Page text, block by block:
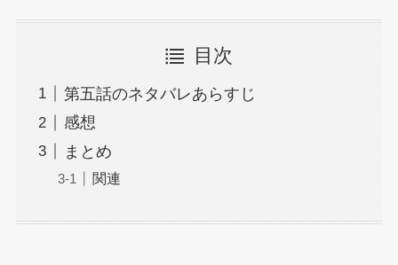
目次
第五話のネタバレあらすじ
感想
まとめ
関連